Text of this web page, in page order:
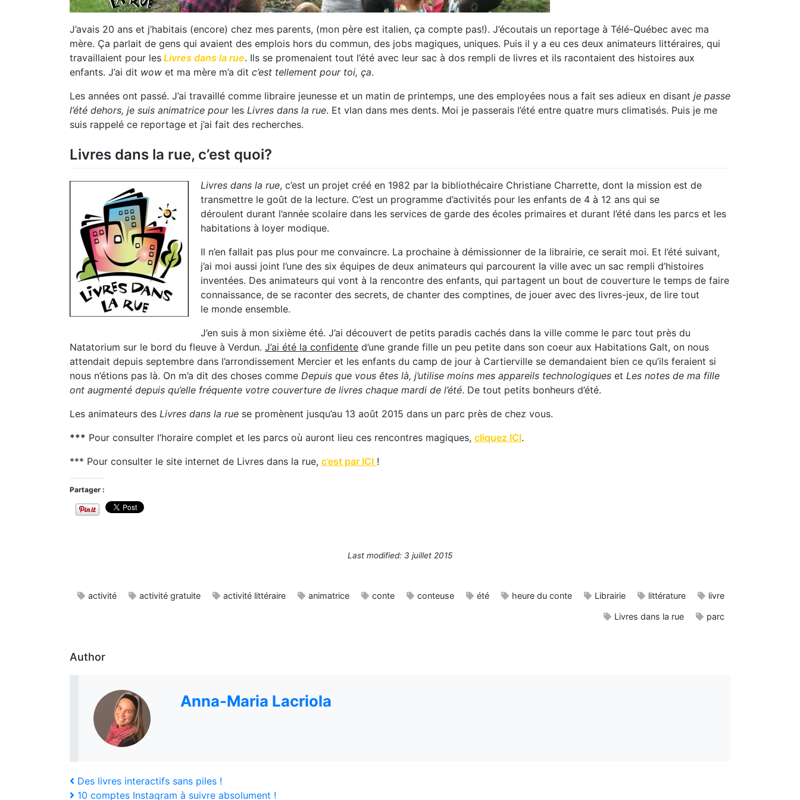
J’avais 20 ans et j’habitais (encore) chez mes parents, (mon père est italien, ça compte pas!). J’écoutais un reportage à Télé-Québec avec ma
mère. Ça parlait de gens qui avaient des emplois hors du commun, des jobs magiques, uniques. Puis il y a eu ces deux animateurs littéraires, qui
travaillaient pour les Livres dans la rue. Ils se promenaient tout l’été avec leur sac à dos rempli de livres et ils racontaient des histoires aux
enfants. J’ai dit wow et ma mère m’a dit c’est tellement pour toi, ça.
Les années ont passé. J’ai travaillé comme libraire jeunesse et un matin de printemps, une des employées nous a fait ses adieux en disant je passe
l’été dehors, je suis animatrice pour les Livres dans la rue. Et vlan dans mes dents. Moi je passerais l’été entre quatre murs climatisés. Puis je me
suis rappelé ce reportage et j’ai fait des recherches.
Livres dans la rue, c’est quoi?
Livres dans la rue, c’est un projet créé en 1982 par la bibliothécaire Christiane Charrette, dont la mission est de
transmettre le goût de la lecture. C’est un programme d’activités pour les enfants de 4 à 12 ans qui se
déroulent durant l’année scolaire dans les services de garde des écoles primaires et durant l’été dans les parcs et les
habitations à loyer modique.
Il n’en fallait pas plus pour me convaincre. La prochaine à démissionner de la librairie, ce serait moi. Et l’été suivant,
j’ai moi aussi joint l’une des six équipes de deux animateurs qui parcourent la ville avec un sac rempli d’histoires
inventées. Des animateurs qui vont à la rencontre des enfants, qui partagent un bout de couverture le temps de faire
connaissance, de se raconter des secrets, de chanter des comptines, de jouer avec des livres-jeux, de lire tout
le monde ensemble.
J’en suis à mon sixième été. J’ai découvert de petits paradis cachés dans la ville comme le parc tout près du
Natatorium sur le bord du fleuve à Verdun. J’ai été la confidente d’une grande fille un peu petite dans son coeur aux Habitations Galt, on nous
attendait depuis septembre dans l’arrondissement Mercier et les enfants du camp de jour à Cartierville se demandaient bien ce qu’ils feraient si
nous n’étions pas là. On m’a dit des choses comme Depuis que vous êtes là, j’utilise moins mes appareils technologiques et Les notes de ma fille
ont augmenté depuis qu’elle fréquente votre couverture de livres chaque mardi de l’été. De tout petits bonheurs d’été.
Les animateurs des Livres dans la rue se promènent jusqu’au 13 août 2015 dans un parc près de chez vous.
*** Pour consulter l’horaire complet et les parcs où auront lieu ces rencontres magiques, cliquez ICI.
*** Pour consulter le site internet de Livres dans la rue, c’est par ICI !
Partager :
Last modified: 3 juillet 2015
activité activité gratuite activité littéraire animatrice conte conteuse été heure du conte Librairie littérature livre
Livres dans la rue parc
Author
Anna-Maria Lacriola
Navigation
Previous
Post
Des livres interactifs sans piles !
Next
10 comptes Instagram à suivre absolument !